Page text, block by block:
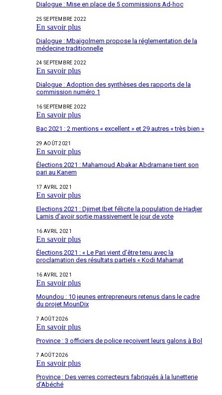
Dialogue : Mise en place de 5 commissions Ad-hoc
25 SEPTEMBRE 2022
En savoir plus
Dialogue : Mbaïgolmem propose la réglementation de la
médecine traditionnelle
24 SEPTEMBRE 2022
En savoir plus
Dialogue : Adoption des synthèses des rapports de la
commission numéro 1
16 SEPTEMBRE 2022
En savoir plus
Bac 2021 : 2 mentions « excellent » et 29 autres « très bien »
29 AOÛT 2021
En savoir plus
Élections 2021 : Mahamoud Abakar Abdramane tient son
pari au Kanem
17 AVRIL 2021
En savoir plus
Elections 2021 : Djimet Ibet félicite la population de Hadjer
Lamis d’avoir sortie massivement le jour de vote
16 AVRIL 2021
En savoir plus
Élections 2021 : « Le Pari vient d’être tenu avec la
proclamation des résultats partiels « Kodi Mahamat
16 AVRIL 2021
En savoir plus
Moundou : 10 jeunes entrepreneurs retenus dans le cadre
du projet MounDix
7 AOÛT 2026
En savoir plus
Province : 3 officiers de police reçoivent leurs galons à Bol
7 AOÛT 2026
En savoir plus
Province : Des verres correcteurs fabriqués à la lunetterie
d’Abéché